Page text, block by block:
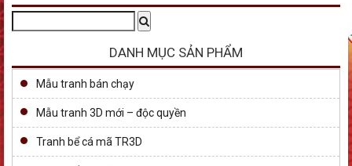
DANH MỤC SẢN PHẨM
Mẫu tranh bán chạy
Mẫu tranh 3D mới – độc quyền
Tranh bể cá mã TR3D